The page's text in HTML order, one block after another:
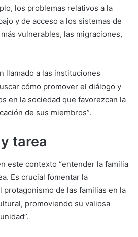
los problemas relativos a la
y de acceso a los sistemas de
vulnerables, las migraciones,
llamado a las instituciones
cómo promover el diálogo y
en la sociedad que favorezcan la
de sus miembros”.
tarea
este contexto “entender la familia
Es crucial fomentar la
de las familias en la
promoviendo su valiosa